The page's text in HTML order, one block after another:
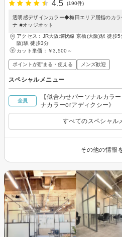
4.5 (190件)
透明感デザインカラー◆梅田エリア屈指のカ
ナ #オッジオット
アクセス：JR大阪環状線 京橋(大阪)駅 徒歩
阪)駅 徒歩3分
カット単価： ￥3,500～
ポイントが貯まる・使える メンズ歓迎
スペシャルメニュー
全員
【似合わせパーソナルカラ
ナカラーorアディクシー》
すべてのスペシャル
その他の情報